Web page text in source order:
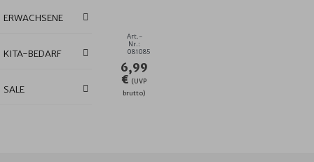
ERWACHSENE
KITA-BEDARF
SALE
KLETTLATZ
GR
30/45
Art.-
Nr.:
081085
6,99
€ (UVP
brutto)